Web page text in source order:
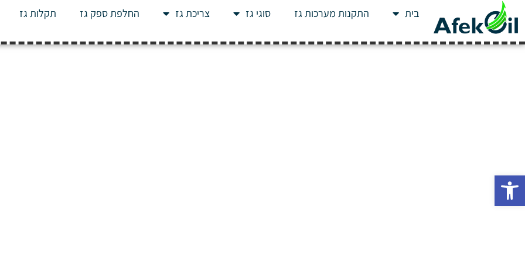
פתח סרגל נגישות
בית התקנות מערכות גז סוגי גז צריכת גז החלפת ספק גז תקלות גז